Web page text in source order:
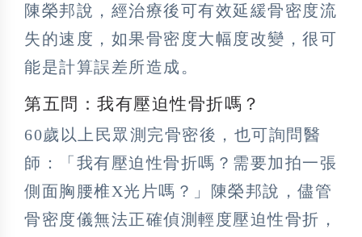
陳榮邦說，經治療後可有效延緩骨密度流
失的速度，如果骨密度大幅度改變，很可
能是計算誤差所造成。
第五問：我有壓迫性骨折嗎？
60歲以上民眾測完骨密後，也可詢問醫
師：「我有壓迫性骨折嗎？需要加拍一張
側面胸腰椎X光片嗎？」陳榮邦說，儘管
骨密度儀無法正確偵測輕度壓迫性骨折，